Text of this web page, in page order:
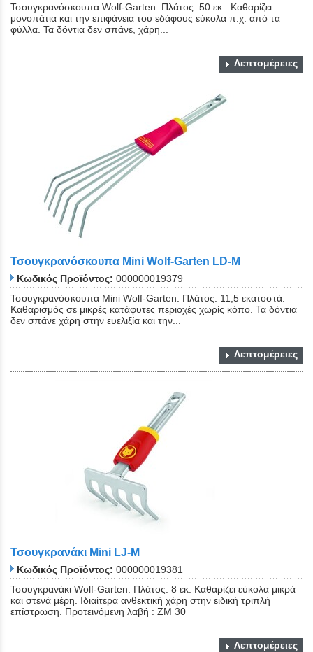
Τσουγκρανόσκουπα Wolf-Garten. Πλάτος: 50 εκ. Καθαρίζει
μονοπάτια και την επιφάνεια του εδάφους εύκολα π.χ. από τα
φύλλα. Τα δόντια δεν σπάνε, χάρη...
Λεπτομέρειες
Τσουγκρανόσκουπα Mini Wolf-Garten LD-M
Κωδικός Προϊόντος: 000000019379
Τσουγκρανόσκουπα Mini Wolf-Garten. Πλάτος: 11,5 εκατοστά.
Καθαρισμός σε μικρές κατάφυτες περιοχές χωρίς κόπο. Τα δόντια
δεν σπάνε χάρη στην ευελιξία και την...
Λεπτομέρειες
Τσουγκρανάκι Mini LJ-M
Κωδικός Προϊόντος: 000000019381
Τσουγκρανάκι Wolf-Garten. Πλάτος: 8 εκ. Καθαρίζει εύκολα μικρά
και στενά μέρη. Ιδιαίτερα ανθεκτική χάρη στην ειδική τριπλή
επίστρωση. Προτεινόμενη λαβή : ZM 30
Λεπτομέρειες